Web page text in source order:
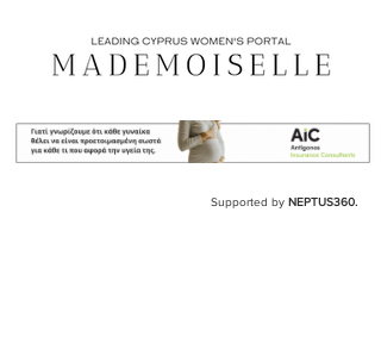
Supported by NEPTUS360.